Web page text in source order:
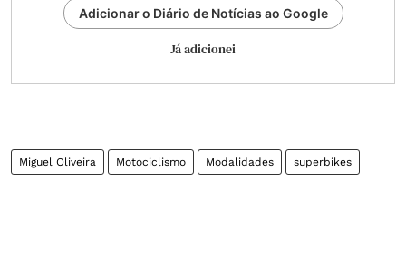
Adicionar o Diário de Notícias ao Google
Já adicionei
Miguel Oliveira Motociclismo Modalidades superbikes